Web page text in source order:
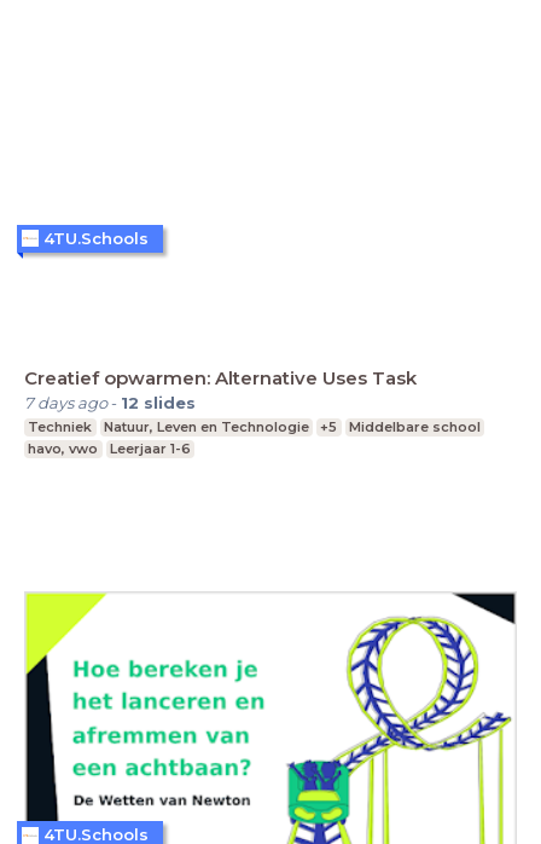
Creatief opwarmen: Alternative Uses Task
7 days ago- 12 slides
Techniek Natuur, Leven en Technologie +5
Middelbare school
havo, vwo
Leerjaar 1-6
4TU.Schools
4TU.Schools